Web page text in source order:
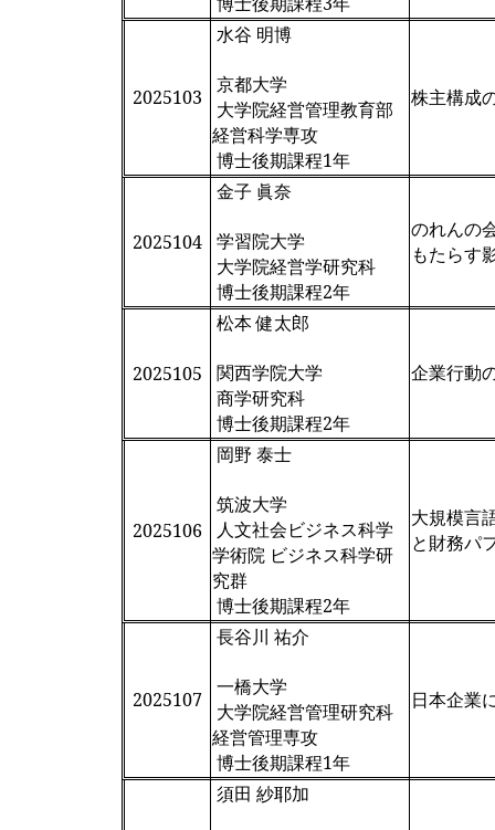
2025103
水谷 明博
京都大学
大学院経営管理教育部
経営科学専攻
博士後期課程1年
株主構成
2025104
金子 眞奈
学習院大学
大学院経営学研究科
博士後期課程2年
のれんの
もたらす
2025105
松本 健太郎
関西学院大学
商学研究科
博士後期課程2年
企業行動
2025106
岡野 泰士
筑波大学
人文社会ビジネス科学
学術院 ビジネス科学研
究群
博士後期課程2年
大規模言
と財務パ
2025107
長谷川 祐介
一橋大学
大学院経営管理研究科
経営管理専攻
博士後期課程1年
日本企業
須田 紗耶加